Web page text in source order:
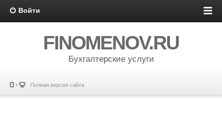
Войти
FINOMENOV.RU
Бухгалтерские услуги
Полная версия сайта